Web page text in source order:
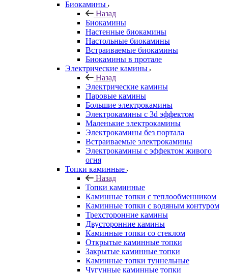
Биокамины
Назад
Биокамины
Настенные биокамины
Настольные биокамины
Встраиваемые биокамины
Биокамины в протале
Электрические камины
Назад
Электрические камины
Паровые камины
Большие электрокамины
Электрокамины с 3d эффектом
Маленькие электрокамины
Электрокамины без портала
Встраиваемые электрокамины
Электрокамины с эффектом живого
огня
Топки каминные
Назад
Топки каминные
Каминные топки с теплообменником
Каминные топки с водяным контуром
Трехсторонние камины
Двусторонние камины
Каминные топки со стеклом
Открытые каминные топки
Закрытые каминные топки
Каминные топки туннельные
Чугунные каминные топки